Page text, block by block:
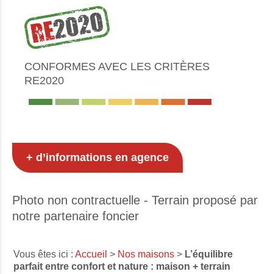
CONFORMES AVEC LES CRITÈRES
RE2020
+ d’informations en agence
Photo non contractuelle - Terrain proposé par
notre partenaire foncier
Vous êtes ici :Accueil > Nos maisons > L’équilibre
parfait entre confort et nature : maison + terrain